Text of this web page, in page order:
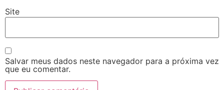
Site
Salvar meus dados neste navegador para a próxima vez
que eu comentar.